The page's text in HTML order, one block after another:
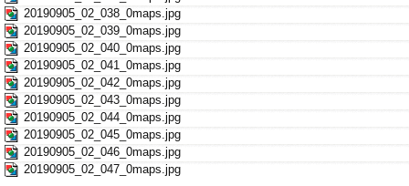
20190905_02_038_0maps.jpg
20190905_02_039_0maps.jpg
20190905_02_040_0maps.jpg
20190905_02_041_0maps.jpg
20190905_02_042_0maps.jpg
20190905_02_043_0maps.jpg
20190905_02_044_0maps.jpg
20190905_02_045_0maps.jpg
20190905_02_046_0maps.jpg
20190905_02_047_0maps.jpg